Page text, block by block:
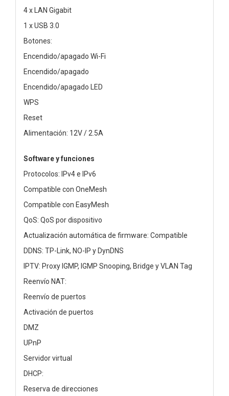
4 x LAN Gigabit
1 x USB 3.0
Botones:
Encendido/apagado Wi-Fi
Encendido/apagado
Encendido/apagado LED
WPS
Reset
Alimentación: 12V / 2.5A
Software y funciones
Protocolos: IPv4 e IPv6
Compatible con OneMesh
Compatible con EasyMesh
QoS: QoS por dispositivo
Actualización automática de firmware: Compatible
DDNS: TP-Link, NO-IP y DynDNS
IPTV: Proxy IGMP, IGMP Snooping, Bridge y VLAN Tag
Reenvío NAT:
Reenvío de puertos
Activación de puertos
DMZ
UPnP
Servidor virtual
DHCP:
Reserva de direcciones